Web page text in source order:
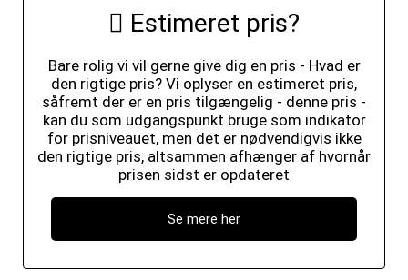
Estimeret pris?
Bare rolig vi vil gerne give dig en pris - Hvad er
den rigtige pris? Vi oplyser en estimeret pris,
såfremt der er en pris tilgængelig - denne pris -
kan du som udgangspunkt bruge som indikator
for prisniveauet, men det er nødvendigvis ikke
den rigtige pris, altsammen afhænger af hvornår
prisen sidst er opdateret
Se mere her